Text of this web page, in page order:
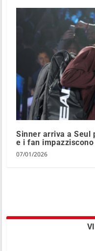
Sinner arriva a Seul
e i fan impazziscono
07/01/2026